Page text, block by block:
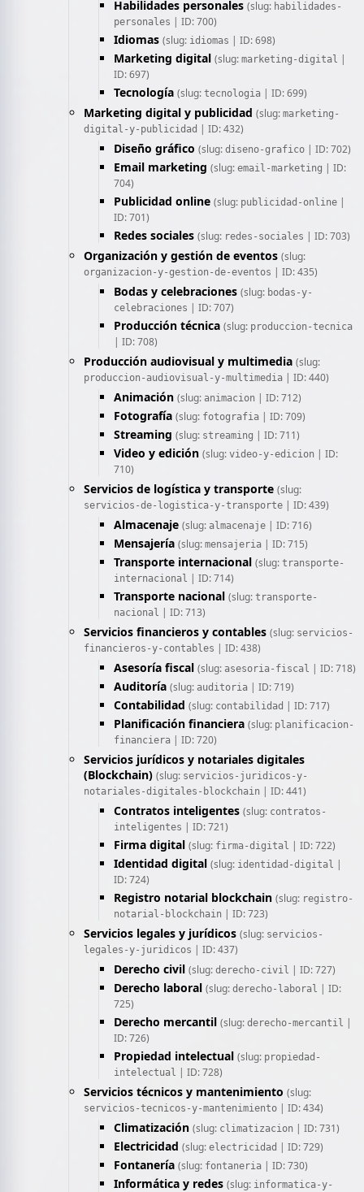
Habilidades personales (slug: habilidades-
personales | ID: 700)
Idiomas (slug: idiomas | ID: 698)
Marketing digital (slug: marketing-digital |
ID: 697)
Tecnología (slug: tecnologia | ID: 699)
Marketing digital y publicidad (slug: marketing-
digital-y-publicidad | ID: 432)
Diseño gráfico (slug: diseno-grafico | ID: 702)
Email marketing (slug: email-marketing | ID:
704)
Publicidad online (slug: publicidad-online |
ID: 701)
Redes sociales (slug: redes-sociales | ID: 703)
Organización y gestión de eventos (slug:
organizacion-y-gestion-de-eventos | ID: 435)
Bodas y celebraciones (slug: bodas-y-
celebraciones | ID: 707)
Producción técnica (slug: produccion-tecnica
| ID: 708)
Producción audiovisual y multimedia (slug:
produccion-audiovisual-y-multimedia | ID: 440)
Animación (slug: animacion | ID: 712)
Fotografía (slug: fotografia | ID: 709)
Streaming (slug: streaming | ID: 711)
Video y edición (slug: video-y-edicion | ID:
710)
Servicios de logística y transporte (slug:
servicios-de-logistica-y-transporte | ID: 439)
Almacenaje (slug: almacenaje | ID: 716)
Mensajería (slug: mensajeria | ID: 715)
Transporte internacional (slug: transporte-
internacional | ID: 714)
Transporte nacional (slug: transporte-
nacional | ID: 713)
Servicios financieros y contables (slug: servicios-
financieros-y-contables | ID: 438)
Asesoría fiscal (slug: asesoria-fiscal | ID: 718)
Auditoría (slug: auditoria | ID: 719)
Contabilidad (slug: contabilidad | ID: 717)
Planificación financiera (slug: planificacion-
financiera | ID: 720)
Servicios jurídicos y notariales digitales
(Blockchain) (slug: servicios-juridicos-y-
notariales-digitales-blockchain | ID: 441)
Contratos inteligentes (slug: contratos-
inteligentes | ID: 721)
Firma digital (slug: firma-digital | ID: 722)
Identidad digital (slug: identidad-digital |
ID: 724)
Registro notarial blockchain (slug: registro-
notarial-blockchain | ID: 723)
Servicios legales y jurídicos (slug: servicios-
legales-y-juridicos | ID: 437)
Derecho civil (slug: derecho-civil | ID: 727)
Derecho laboral (slug: derecho-laboral | ID:
725)
Derecho mercantil (slug: derecho-mercantil |
ID: 726)
Propiedad intelectual (slug: propiedad-
intelectual | ID: 728)
Servicios técnicos y mantenimiento (slug:
servicios-tecnicos-y-mantenimiento | ID: 434)
Climatización (slug: climatizacion | ID: 731)
Electricidad (slug: electricidad | ID: 729)
Fontanería (slug: fontaneria | ID: 730)
Informática y redes (slug: informatica-y-